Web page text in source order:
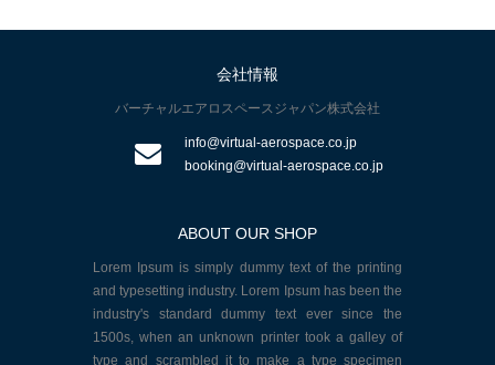
会社情報
バーチャルエアロスペースジャパン株式会社
info@virtual-aerospace.co.jp
booking@virtual-aerospace.co.jp
ABOUT OUR SHOP
Lorem Ipsum is simply dummy text of the printing
and typesetting industry. Lorem Ipsum has been the
industry's standard dummy text ever since the
1500s, when an unknown printer took a galley of
type and scrambled it to make a type specimen